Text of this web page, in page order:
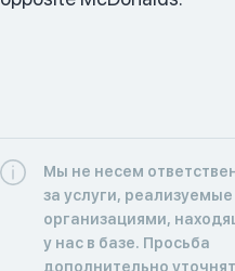
Мы не несем
за услуги, реализуемые
организациями,
у нас в базе. Просьба
дополнительно